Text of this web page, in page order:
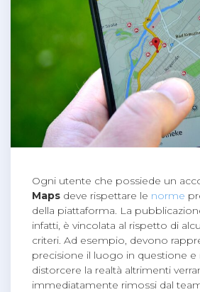
Ogni utente che possiede un
Maps deve rispettare le norme
della piattaforma. La
infatti, è vincolata al rispetto di
criteri. Ad esempio, devono
precisione il luogo in questione
distorcere la realtà altrimenti
immediatamente rimossi dal